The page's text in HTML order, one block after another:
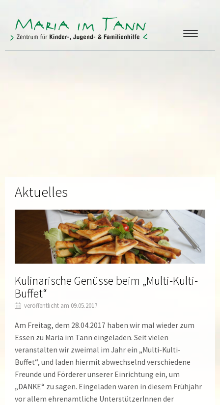
Aktuelles
Kulinarische Genüsse beim „Multi-Kulti-
Buffet“
veröffentlicht am 09.05.2017
Am Freitag, dem 28.04.2017 haben wir mal wieder zum
Essen zu Maria im Tann eingeladen. Seit vielen
veranstalten wir zweimal im Jahr ein „Multi-Kulti-
Buffet“, und laden hiermit abwechselnd verschiedene
Freunde und Förderer unserer Einrichtung ein, um
„DANKE“ zu sagen. Eingeladen waren in diesem Frühjahr
vor allem ehrenamtliche UnterstützerInnen der